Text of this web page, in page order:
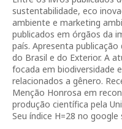
sustentabilidade, eco
ambiente e marketing
publicados em órgãos da
país. Apresenta
do Brasil e do Exterior. A
focada em biodiversidade
relacionados a gênero.
Menção Honrosa em
produção científica pela
Seu índice H=28 no